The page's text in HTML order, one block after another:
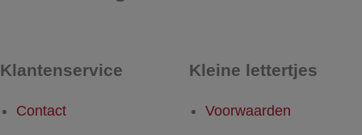
Klantenservice
Contact
Kleine lettertjes
Voorwaarden